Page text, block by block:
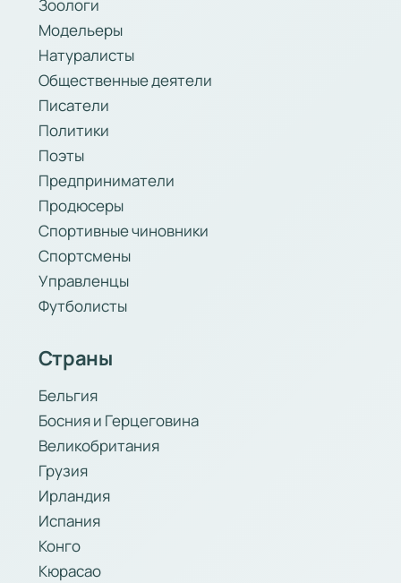
Зоологи
Модельеры
Натуралисты
Общественные деятели
Писатели
Политики
Поэты
Предприниматели
Продюсеры
Спортивные чиновники
Спортсмены
Управленцы
Футболисты
Страны
Бельгия
Босния и Герцеговина
Великобритания
Грузия
Ирландия
Испания
Конго
Кюрасао